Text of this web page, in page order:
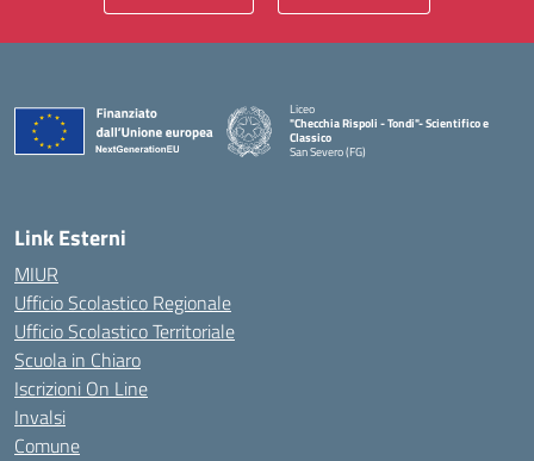
Liceo
"Checchia Rispoli - Tondi"- Scientifico e
Classico
San Severo (FG)
Link Esterni
MIUR
Ufficio Scolastico Regionale
Ufficio Scolastico Territoriale
Scuola in Chiaro
Iscrizioni On Line
Invalsi
Comune